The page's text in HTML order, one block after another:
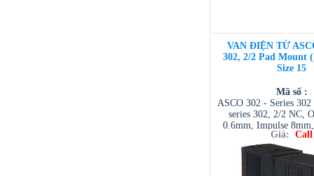
VAN ĐIỆN TỪ
302, 2/2 Pad Mount
Size 15
Mã số :
ASCO 302 - Series
series 302, 2/2 NC,
0.6mm, Impulse
NTD ASCO VIET
| ASCO VIETNAM /
VIETNAM /
/ TESCOM
Giá: Call